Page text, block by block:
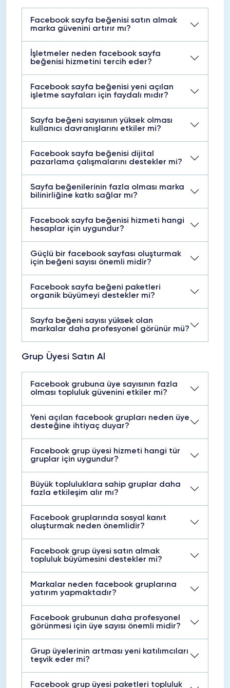
Facebook sayfa beğenisi satın almak
marka güvenini artırır mı?
İşletmeler neden facebook sayfa
beğenisi hizmetini tercih eder?
Facebook sayfa beğenisi yeni açılan
işletme sayfaları için faydalı mıdır?
Sayfa beğeni sayısının yüksek olması
kullanıcı davranışlarını etkiler mi?
Facebook sayfa beğenisi dijital
pazarlama çalışmalarını destekler mi?
Sayfa beğenilerinin fazla olması marka
bilinirliğine katkı sağlar mı?
Facebook sayfa beğenisi hizmeti hangi
hesaplar için uygundur?
Güçlü bir facebook sayfası oluşturmak
için beğeni sayısı önemli midir?
Facebook sayfa beğeni paketleri
organik büyümeyi destekler mi?
Sayfa beğeni sayısı yüksek olan
markalar daha profesyonel görünür mü?
Grup Üyesi Satın Al
Facebook grubuna üye sayısının fazla
olması topluluk güvenini etkiler mi?
Yeni açılan facebook grupları neden üye
desteğine ihtiyaç duyar?
Facebook grup üyesi hizmeti hangi tür
gruplar için uygundur?
Büyük topluluklara sahip gruplar daha
fazla etkileşim alır mı?
Facebook gruplarında sosyal kanıt
oluşturmak neden önemlidir?
Facebook grup üyesi satın almak
topluluk büyümesini destekler mi?
Markalar neden facebook gruplarına
yatırım yapmaktadır?
Facebook grubunun daha profesyonel
görünmesi için üye sayısı önemli midir?
Grup üyelerinin artması yeni katılımcıları
teşvik eder mi?
Facebook grup üyesi paketleri topluluk